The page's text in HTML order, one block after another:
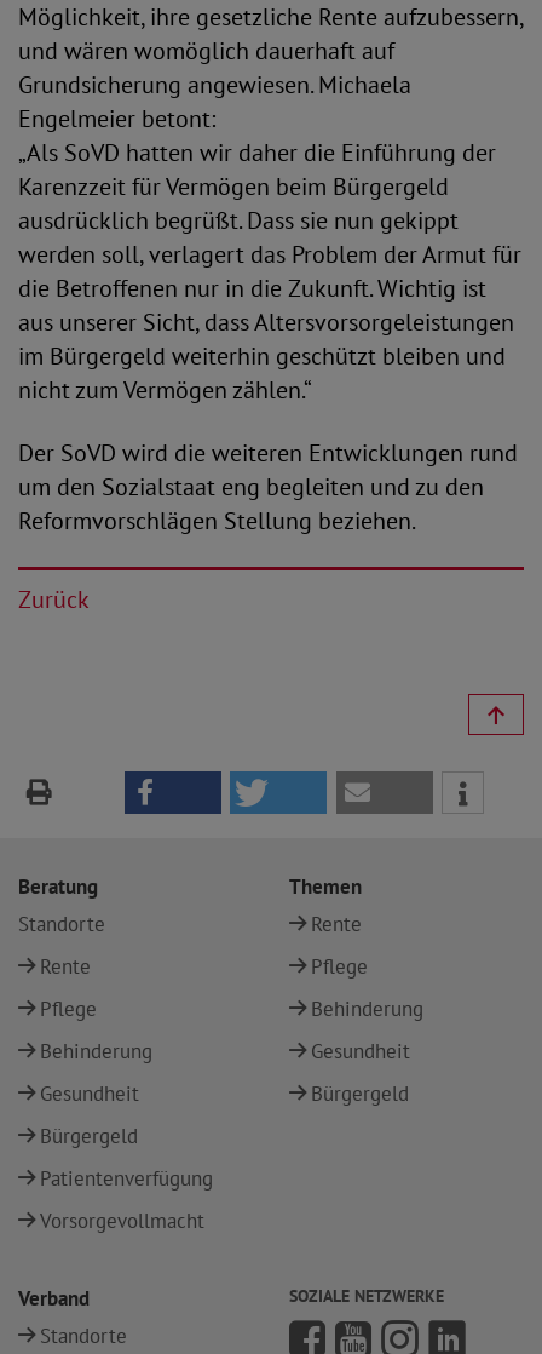
Möglichkeit, ihre gesetzliche Rente aufzubessern,
und wären womöglich dauerhaft auf
Grundsicherung angewiesen. Michaela
Engelmeier betont:
„Als SoVD hatten wir daher die Einführung der
Karenzzeit für Vermögen beim Bürgergeld
ausdrücklich begrüßt. Dass sie nun gekippt
werden soll, verlagert das Problem der Armut für
die Betroffenen nur in die Zukunft. Wichtig ist
aus unserer Sicht, dass Altersvorsorgeleistungen
im Bürgergeld weiterhin geschützt bleiben und
nicht zum Vermögen zählen.“
Der SoVD wird die weiteren Entwicklungen rund
um den Sozialstaat eng begleiten und zu den
Reformvorschlägen Stellung beziehen.
Zurück
Beratung
Standorte
Rente
Pflege
Behinderung
Gesundheit
Bürgergeld
Patientenverfügung
Vorsorgevollmacht
Themen
Rente
Pflege
Behinderung
Gesundheit
Bürgergeld
Verband
Standorte
SOZIALE NETZWERKE